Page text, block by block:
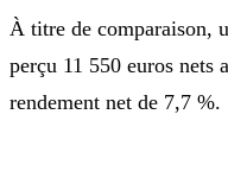
À titre de comparaison,
perçu 11 550 euros nets
rendement net de 7,7 %.